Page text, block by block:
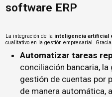
software ERP
La integración de la inteligencia artificial
cualitativo en la gestión empresarial.
Automatizar tareas
conciliación bancaria,
gestión de cuentas por
de manera automática,